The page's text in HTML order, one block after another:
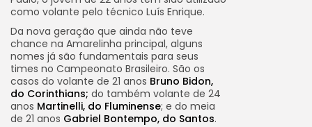
como volante pelo técnico Luís Enrique.
Da nova geração que ainda não teve
chance na Amarelinha principal, alguns
nomes já são fundamentais para seus
times no Campeonato Brasileiro. São os
casos do volante de 21 anos Bruno Bidon,
do Corinthians; do também volante de 24
anos Martinelli, do Fluminense; e do meia
de 21 anos Gabriel Bontempo, do Santos.